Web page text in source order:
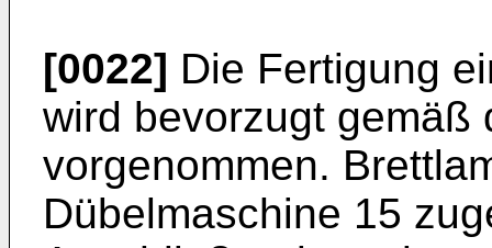
[0022] Die Fertigung
wird bevorzugt gemäß
vorgenommen.
Dübelmaschine 15